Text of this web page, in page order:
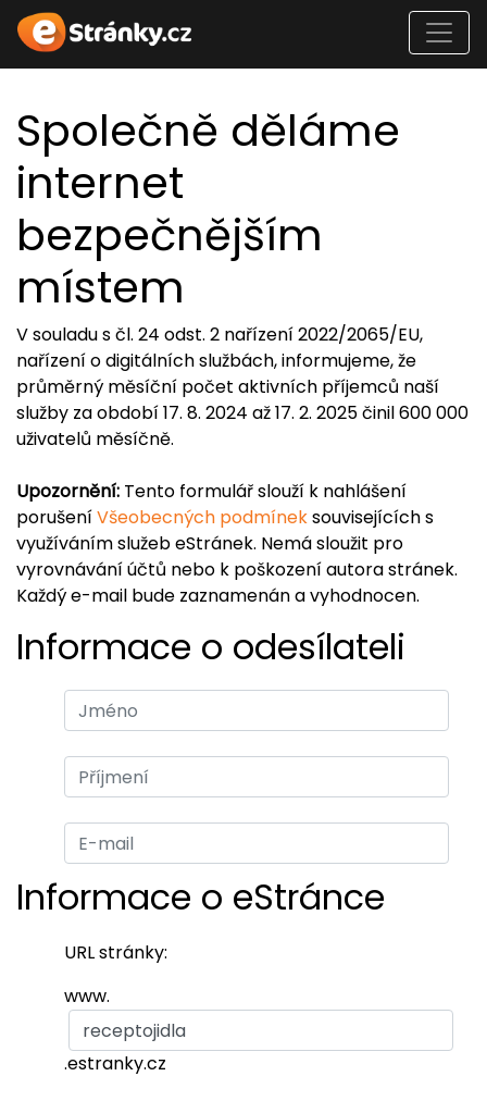
Společně děláme
internet
bezpečnějším
místem
V souladu s čl. 24 odst. 2 nařízení 2022/2065/EU,
nařízení o digitálních službách, informujeme, že
průměrný měsíční počet aktivních příjemců naší
služby za období 17. 8. 2024 až 17. 2. 2025 činil 600 000
uživatelů měsíčně.
Upozornění: Tento formulář slouží k nahlášení
porušeníVšeobecných podmíneksouvisejících s
využíváním služeb eStránek. Nemá sloužit pro
vyrovnávání účtů nebo k poškození autora stránek.
Každý e-mail bude zaznamenán a vyhodnocen.
Informace o odesílateli
Informace o eStránce
URL stránky:
www.
.estranky.cz